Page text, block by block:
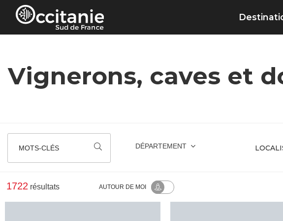
Panneau de gestion des cookies
Vignerons, caves et
MOTS-CLÉS DÉPARTEMENT
1722 résultats AUTOUR DE MOI